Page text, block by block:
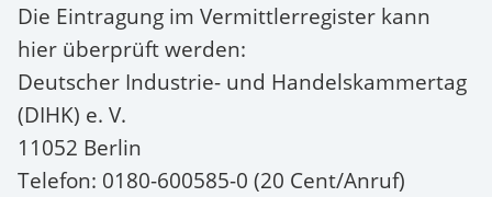
Die Eintragung im Vermittlerregister kann
hier überprüft werden:
Deutscher Industrie- und Handelskammertag
(DIHK) e. V.
11052 Berlin
Telefon: 0180-600585-0 (20 Cent/Anruf)